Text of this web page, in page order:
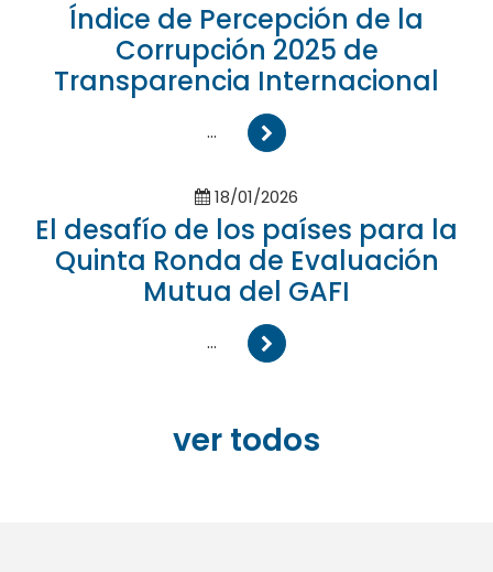
Índice de Percepción de la
Corrupción 2025 de
Transparencia Internacional
...
18/01/2026
El desafío de los países para la
Quinta Ronda de Evaluación
Mutua del GAFI
...
ver todos